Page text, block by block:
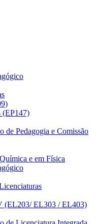
(EP147)
de Pedagogia e Comissão
e em Física
(EL203/ EL303 / EL403)